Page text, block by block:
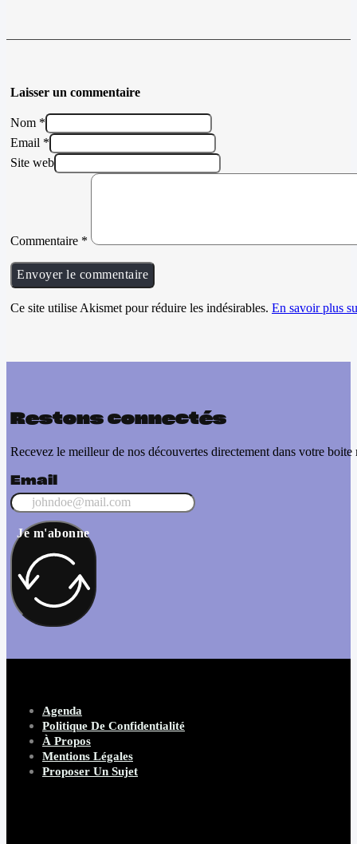
Laisser un commentaire
Nom *
Email *
Site web
Commentaire *
Ce site utilise Akismet pour réduire les indésirables. En savoir plus
Restons connectés
Recevez le meilleur de nos découvertes directement dans votre boite
Email
Je m'abonne
Agenda
Politique De Confidentialité
À Propos
Mentions Légales
Proposer Un Sujet